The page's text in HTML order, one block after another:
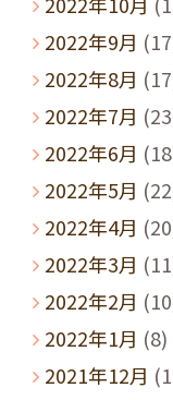
2022年9月
2022年8月
2022年7月
2022年6月
2022年5月
2022年4月
2022年3月
2022年2月
2022年1月 (8)
2021年12月